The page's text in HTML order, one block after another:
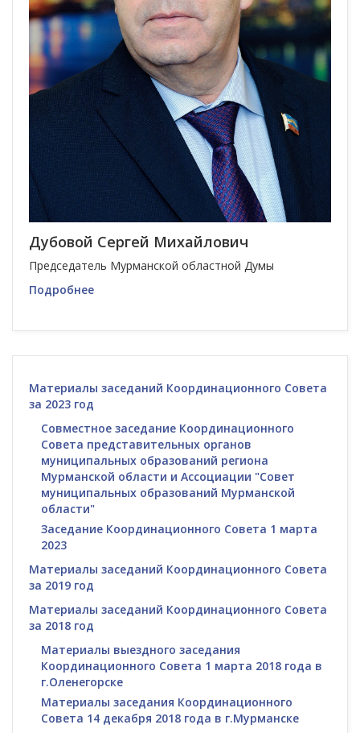
Дубовой Сергей Михайлович
Председатель Мурманской областной Думы
Подробнее
Материалы заседаний Координационного Совета
за 2023 год
Совместное заседание Координационного
Совета представительных органов
муниципальных образований региона
Мурманской области и Ассоциации "Совет
муниципальных образований Мурманской
области"
Заседание Координационного Совета 1 марта
2023
Материалы заседаний Координационного Совета
за 2019 год
Материалы заседаний Координационного Совета
за 2018 год
Материалы выездного заседания
Координационного Совета 1 марта 2018 года в
г.Оленегорске
Материалы заседания Координационного
Совета 14 декабря 2018 года в г.Мурманске